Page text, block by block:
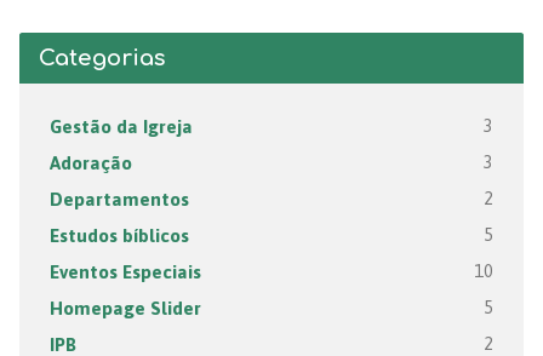
Categorias
Gestão da Igreja 3
Adoração 3
Departamentos 2
Estudos bíblicos 5
Eventos Especiais 10
Homepage Slider 5
IPB 2